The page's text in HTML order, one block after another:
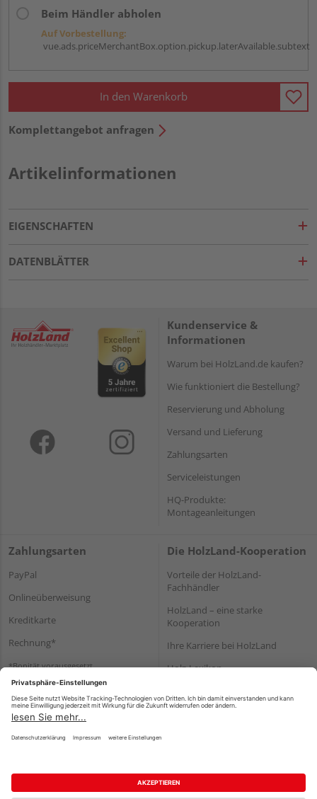
Beim Händler abholen
Auf Vorbestellung:
vue.ads.priceMerchantBox.option.pickup.laterAvailable.subtext
In den Warenkorb
Komplettangebot anfragen
Artikelinformationen
EIGENSCHAFTEN
DATENBLÄTTER
Kundenservice &
Informationen
Warum bei HolzLand.de kaufen?
Wie funktioniert die Bestellung?
Reservierung und Abholung
Versand und Lieferung
Zahlungsarten
Serviceleistungen
HQ-Produkte:
Montageanleitungen
Zahlungsarten
PayPal
Onlineüberweisung
Kreditkarte
Rechnung*
*Bonität vorausgesetzt
Die HolzLand-Kooperation
Vorteile der HolzLand-
Fachhändler
HolzLand – eine starke
Kooperation
Ihre Karriere bei HolzLand
Holz-Lexikon
Impressum Datenschutz
Nutzungsbedingungen
Barrierefreiheitserklärung
Vertrag widerrufen